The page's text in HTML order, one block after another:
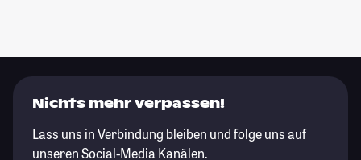
Nichts mehr verpassen!
Lass uns in Verbindung bleiben und folge uns auf
unseren Social-Media Kanälen.